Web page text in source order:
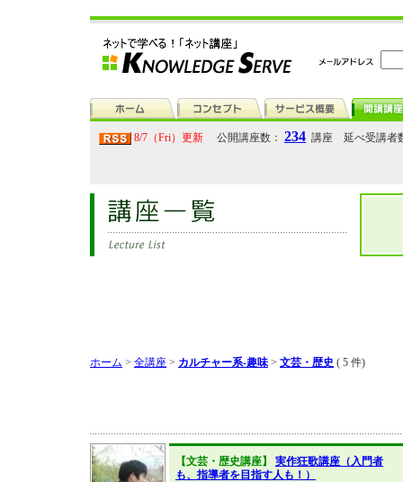
8/7（Fri）更新 公開講座数： 234 講座 延べ受講者
ホーム > 全講座 > カルチャー系-趣味> 文芸・歴史 ( 5 件)
【文芸・歴史講座】 実作狂歌講座（入門者
も、指導者を目指す人も！）